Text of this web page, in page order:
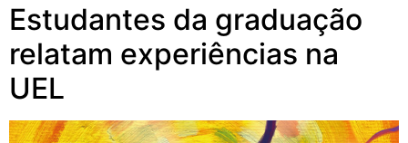
Estudantes da graduação
relatam experiências na
UEL